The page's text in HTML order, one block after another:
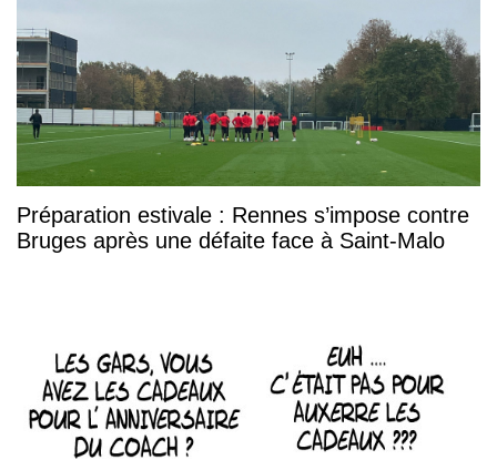
Préparation estivale : Rennes s’impose contre
Bruges après une défaite face à Saint-Malo